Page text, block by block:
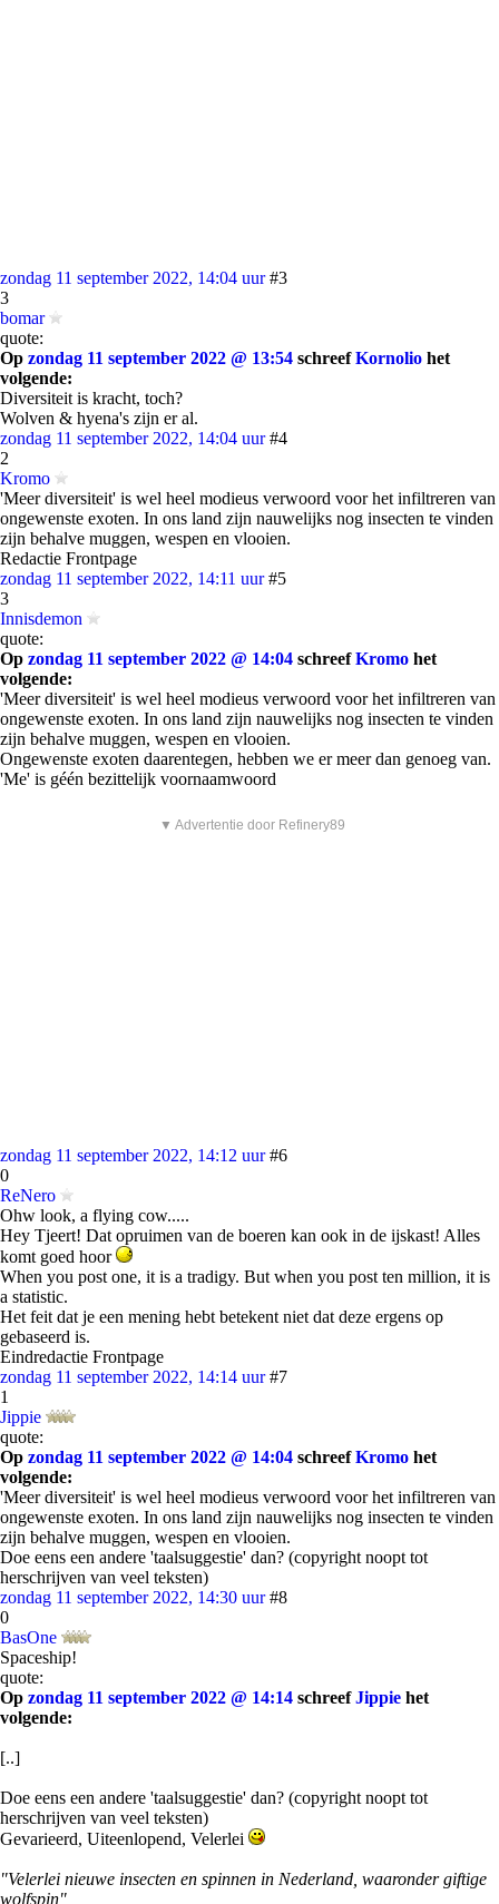
zondag 11 september 2022, 14:04 uur #3
3
bomar
quote:
Op zondag 11 september 2022 @ 13:54 schreefKornolio het
volgende:
Diversiteit is kracht, toch?
Wolven & hyena's zijn er al.
zondag 11 september 2022, 14:04 uur #4
2
Kromo
'Meer diversiteit' is wel heel modieus verwoord voor het infiltreren van
ongewenste exoten. In ons land zijn nauwelijks nog insecten te vinden
zijn behalve muggen, wespen en vlooien.
Redactie Frontpage
zondag 11 september 2022, 14:11 uur #5
3
Innisdemon
quote:
Op zondag 11 september 2022 @ 14:04 schreefKromo het
volgende:
'Meer diversiteit' is wel heel modieus verwoord voor het infiltreren van
ongewenste exoten. In ons land zijn nauwelijks nog insecten te vinden
zijn behalve muggen, wespen en vlooien.
Ongewenste exoten daarentegen, hebben we er meer dan genoeg van.
'Me' is géén bezittelijk voornaamwoord
▼ Advertentie door Refinery89
zondag 11 september 2022, 14:12 uur #6
0
ReNero
Ohw look, a flying cow.....
Hey Tjeert! Dat opruimen van de boeren kan ook in de ijskast! Alles
komt goed hoor
When you post one, it is a tradigy. But when you post ten million, it is
a statistic.
Het feit dat je een mening hebt betekent niet dat deze ergens op
gebaseerd is.
Eindredactie Frontpage
zondag 11 september 2022, 14:14 uur #7
1
Jippie
quote:
Op zondag 11 september 2022 @ 14:04 schreefKromo het
volgende:
'Meer diversiteit' is wel heel modieus verwoord voor het infiltreren van
ongewenste exoten. In ons land zijn nauwelijks nog insecten te vinden
zijn behalve muggen, wespen en vlooien.
Doe eens een andere 'taalsuggestie' dan? (copyright noopt tot
herschrijven van veel teksten)
zondag 11 september 2022, 14:30 uur #8
0
BasOne
Spaceship!
quote:
Op zondag 11 september 2022 @ 14:14 schreefJippie het
volgende:
[..]
Doe eens een andere 'taalsuggestie' dan? (copyright noopt tot
herschrijven van veel teksten)
Gevarieerd, Uiteenlopend, Velerlei
"Velerlei nieuwe insecten en spinnen in Nederland, waaronder giftige
wolfspin"